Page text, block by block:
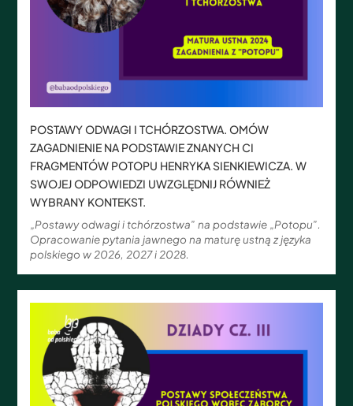
POSTAWY ODWAGI I TCHÓRZOSTWA. OMÓW
ZAGADNIENIE NA PODSTAWIE ZNANYCH CI
FRAGMENTÓW POTOPU HENRYKA SIENKIEWICZA. W
SWOJEJ ODPOWIEDZI UWZGLĘDNIJ RÓWNIEŻ
WYBRANY KONTEKST.
„Postawy odwagi i tchórzostwa” na podstawie „Potopu”.
Opracowanie pytania jawnego na maturę ustną z języka
polskiego w 2026, 2027 i 2028.